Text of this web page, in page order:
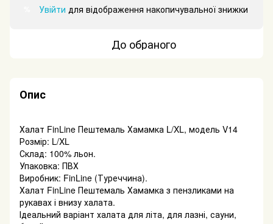
Увійти для відображення накопичувальної знижки
До обраного
Опис
Халат FinLine Пештемаль Хамамка L/XL, модель V14
Розмір: L/XL
Склад: 100% льон.
Упаковка: ПВХ
Виробник: FinLine (Туреччина).
Халат FinLine Пештемаль Хамамка з пензликами на
рукавах і внизу халата.
Ідеальний варіант халата для літа, для лазні, сауни,